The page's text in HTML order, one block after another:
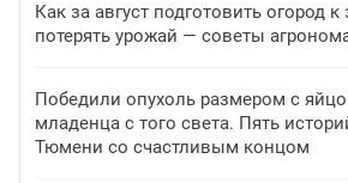
Как за август подготовить огород
потерять урожай — советы
Победили опухоль размером с
младенца с того света. Пять
Тюмени со счастливым концом